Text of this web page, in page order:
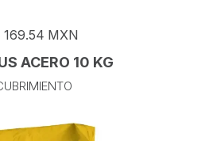
169.54 MXN
ACERO 10 KG